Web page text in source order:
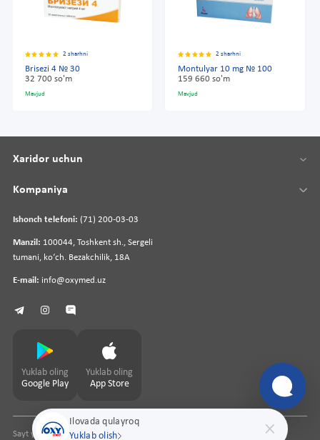
2 sharhni
Brisezi 4 № 30
32 700 so'm
Mavjud
2 sharhni
Montulyar 10 mg № 100
159 660 so'm
Mavjud
Ilovada qulayroq
Yuklab olish
Ishonch telefoni: (71) 200-03-03
Manzil: 100044, Toshkent sh., Sergeli
tumani, koʻch. Bezakchilik, 18A
E-mail: info@oxymed.uz
Xaridor uchun
Kompaniya
Yuklab oling
Google Play
Yuklab oling
App Store
Sayt yaratuvchipharmit.uz